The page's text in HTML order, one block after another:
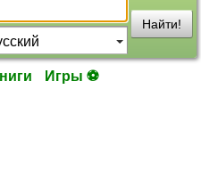
Найти!
Игры ⚽